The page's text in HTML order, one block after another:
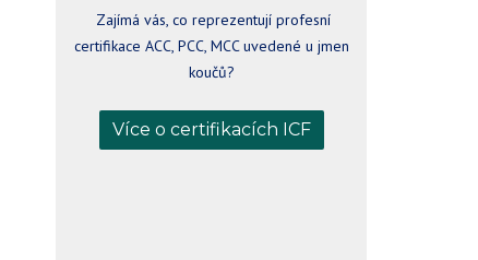
Zajímá vás, co reprezentují profesní
certifikace ACC, PCC, MCC uvedené u jmen
koučů?
Více o certifikacích ICF